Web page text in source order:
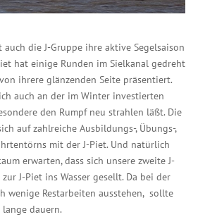
auch die J-Gruppe ihre aktive Segelsaison
hat einige Runden im Sielkanal gedreht
ihrere glänzenden Seite präsentiert.
auch an der im Winter investierten
den Rumpf neu strahlen läßt. Die
auf zahlreiche Ausbildungs-, Übungs-,
mit der J-Piet. Und natürlich
erwarten, dass sich unsere zweite J-
J-Piet ins Wasser gesellt. Da bei der
wenige Restarbeiten ausstehen, sollte
dauern.